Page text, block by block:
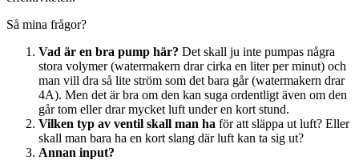
Så mina frågor?
Vad är en bra pump här? Det skall ju inte pumpas några
stora volymer (watermakern drar cirka en liter per minut) och
man vill dra så lite ström som det bara går (watermakern drar
4A). Men det är bra om den kan suga ordentligt även om den
går tom eller drar mycket luft under en kort stund.
Vilken typ av ventil skall man ha för att släppa ut luft? Eller
skall man bara ha en kort slang där luft kan ta sig ut?
Annan input?